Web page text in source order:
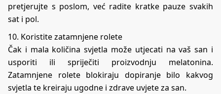
pretjerujte s poslom, već radite kratke pauze svakih
sat i pol.
10. Koristite zatamnjene rolete
Čak i mala količina svjetla može utjecati na vaš san i
usporiti ili spriječiti proizvodnju melatonina.
Zatamnjene rolete blokiraju dopiranje bilo kakvog
svjetla te kreiraju ugodne i zdrave uvjete za san.